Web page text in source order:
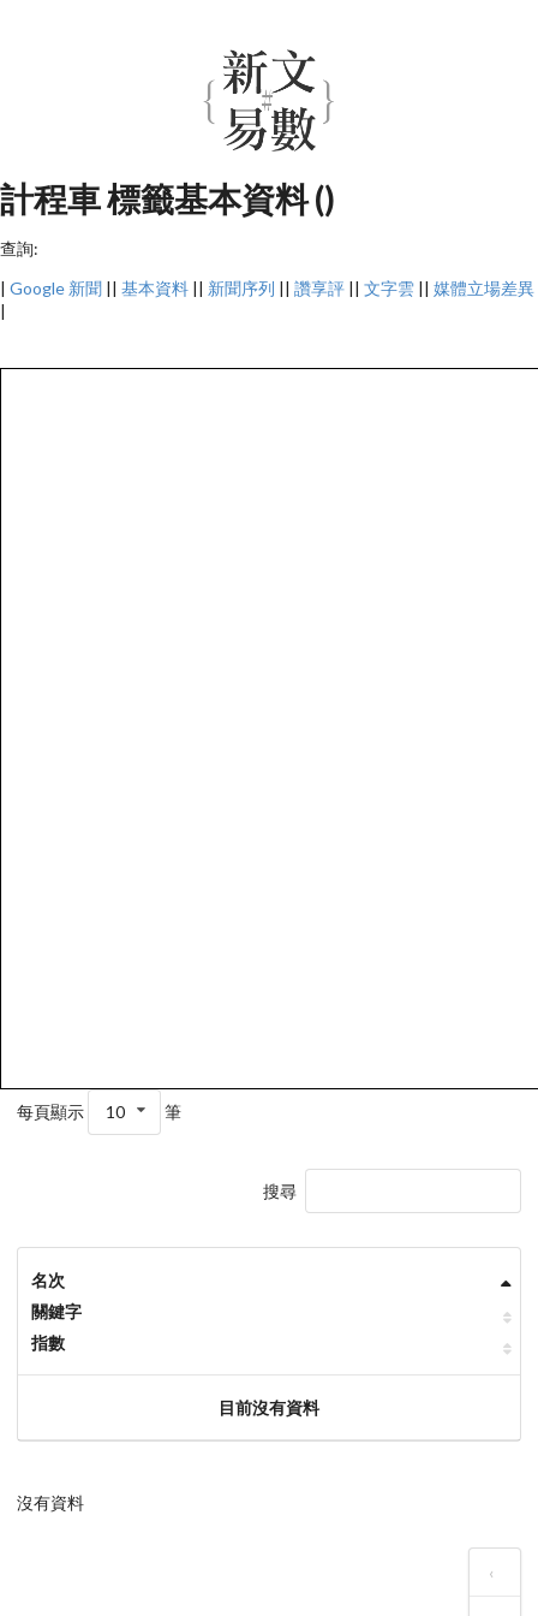
計程車 標籤基本資料 ()
查詢:
| Google 新聞 || 基本資料 || 新聞序列 || 讚享評 || 文字雲 || 媒體立場差異
|
每頁顯示 10 筆
搜尋
名次
關鍵字
指數
目前沒有資料
沒有資料
‹